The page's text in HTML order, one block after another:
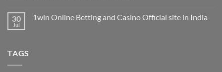
30
Jul
1win Online Betting and Casino Official site in India
TAGS